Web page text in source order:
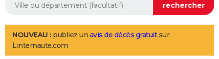
Aménagement intérieur
LIFESTYLE
Art de vivre
Bien-être
Loisirs
Mode
Modes de vie
NOUVEAU : publiez un avis de décès gratuitsur
Linternaute.com